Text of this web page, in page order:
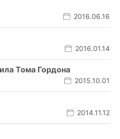
2016.06.16
2016.01.14
Тома Гордона
2015.10.01
2014.11.12